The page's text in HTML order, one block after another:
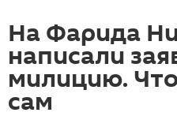
На Фарида
написали
милицию.
сам